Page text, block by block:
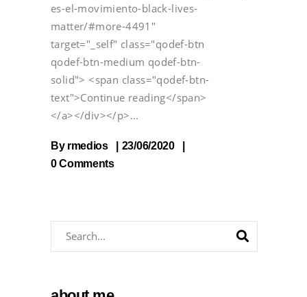
es-el-movimiento-black-lives-
matter/#more-4491"
target="_self" class="qodef-btn
qodef-btn-medium qodef-btn-
solid"> <span class="qodef-btn-
text">Continue reading</span>
</a></div></p>
By rmedios
23/06/2020
0 Comments